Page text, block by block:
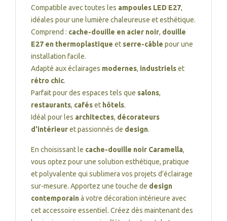
Compatible avec toutes les ampoules LED E27,
idéales pour une lumière chaleureuse et esthétique.
Comprend : cache-douille en acier noir, douille
E27 en thermoplastique et serre-câble pour une
installation facile.
Adapté aux éclairages modernes, industrielset
rétro chic.
Parfait pour des espaces tels que salons,
restaurants, caféset hôtels.
Idéal pour les architectes, décorateurs
d'intérieuret passionnés de design.
En choisissant le cache-douille noir Caramella,
vous optez pour une solution esthétique, pratique
et polyvalente qui sublimera vos projets d’éclairage
sur-mesure. Apportez une touche de design
contemporainà votre décoration intérieure avec
cet accessoire essentiel. Créez dès maintenant des